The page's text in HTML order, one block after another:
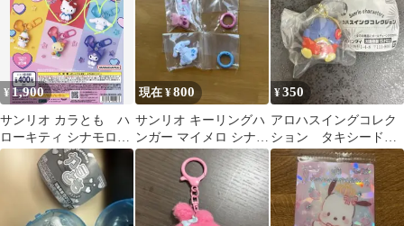
¥ 1,900
サンリオ カラとも ハ
ローキティ シナモロー
ル マスコット 4点セッ
現在 ¥800
サンリオ キーリングハ
ンガー マイメロ シナモ
ロール 2種セット
¥350
アロハスイングコレク
ション タキシードサ
ム